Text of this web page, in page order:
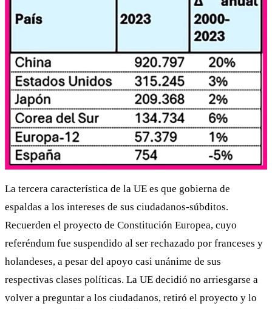
La tercera característica de la UE es que gobierna de
espaldas a los intereses de sus ciudadanos-súbditos.
Recuerden el proyecto de Constitución Europea, cuyo
referéndum fue suspendido al ser rechazado por franceses y
holandeses, a pesar del apoyo casi unánime de sus
respectivas clases políticas. La UE decidió no arriesgarse a
volver a preguntar a los ciudadanos, retiró el proyecto y lo